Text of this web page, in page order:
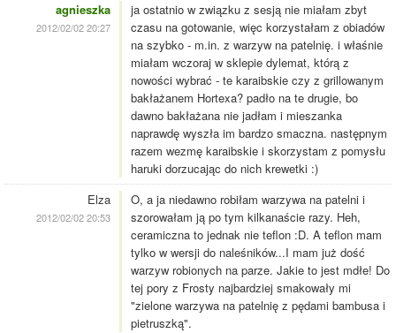
agnieszka
2012/02/02 20:27
ja ostatnio w związku z sesją nie miałam zbyt
czasu na gotowanie, więc korzystałam z obiadów
na szybko - m.in. z warzyw na patelnię. i właśnie
miałam wczoraj w sklepie dylemat, którą z
nowości wybrać - te karaibskie czy z grillowanym
bakłażanem Hortexa? padło na te drugie, bo
dawno bakłażana nie jadłam i mieszanka
naprawdę wyszła im bardzo smaczna. następnym
razem wezmę karaibskie i skorzystam z pomysłu
haruki dorzucając do nich krewetki :)
Elza
2012/02/02 20:53
O, a ja niedawno robiłam warzywa na patelni i
szorowałam ją po tym kilkanaście razy. Heh,
ceramiczna to jednak nie teflon :D. A teflon mam
tylko w wersji do naleśników...I mam już dość
warzyw robionych na parze. Jakie to jest mdłe! Do
tej pory z Frosty najbardziej smakowały mi
"zielone warzywa na patelnię z pędami bambusa i
pietruszką".